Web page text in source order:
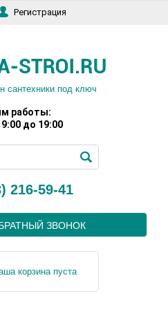
Регистрация
сантехники под ключ
работы:
до 19:00
216-59-41
ЗВОНОК
корзина пуста